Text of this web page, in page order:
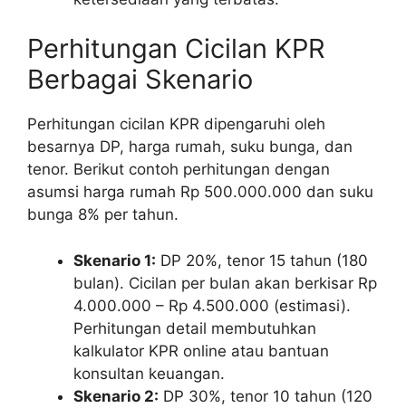
Perhitungan Cicilan KPR
Berbagai Skenario
Perhitungan cicilan KPR dipengaruhi oleh
besarnya DP, harga rumah, suku bunga, dan
tenor. Berikut contoh perhitungan dengan
asumsi harga rumah Rp 500.000.000 dan suku
bunga 8% per tahun.
Skenario 1: DP 20%, tenor 15 tahun (180
bulan). Cicilan per bulan akan berkisar Rp
4.000.000 – Rp 4.500.000 (estimasi).
Perhitungan detail membutuhkan
kalkulator KPR online atau bantuan
konsultan keuangan.
Skenario 2: DP 30%, tenor 10 tahun (120